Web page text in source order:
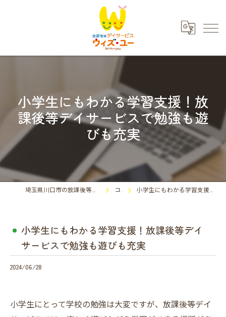
小学生にもわかる学習支援！放
課後等デイサービスで勉強も遊
びも充実
埼玉県川口市の放課後等デイサービスならウィズ・ユー川口東領家 コラム 小学生にもわかる学習支援！放課後等デイサービスで勉強も遊びも充実
小学生にもわかる学習支援！放課後等デイ
サービスで勉強も遊びも充実
2024/06/28
小学生にとって学校の勉強は大変ですが、放課後等デイ